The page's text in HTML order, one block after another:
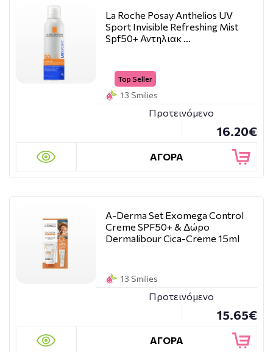
La Roche Posay Anthelios UV
Sport Invisible Refreshing Mist
Spf50+ Αντηλιακ …
Top Seller
13 Smilies
Προτεινόμενο
16.20€
ΑΓΟΡΑ
A-Derma Set Exomega Control
Creme SPF50+ & Δώρο
Dermalibour Cica-Creme 15ml
13 Smilies
Προτεινόμενο
15.65€
ΑΓΟΡΑ